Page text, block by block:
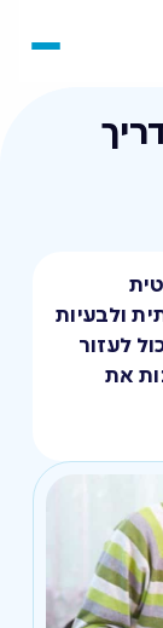
ולבעיות
לעזור
את